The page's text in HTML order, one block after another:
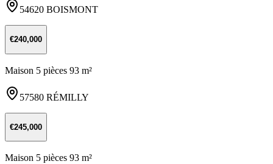
54620 BOISMONT
€240,000
Maison 5 pièces 93 m²
57580 RÉMILLY
€245,000
Maison 5 pièces 93 m²